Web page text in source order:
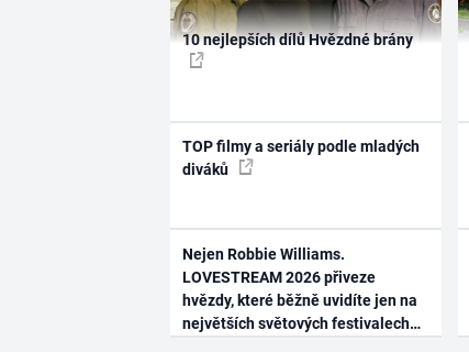
10 nejlepších dílů Hvězdné brány
TOP filmy a seriály podle mladých
diváků
Nejen Robbie Williams.
LOVESTREAM 2026 přiveze
hvězdy, které běžně uvidíte jen na
největších světových festivalech